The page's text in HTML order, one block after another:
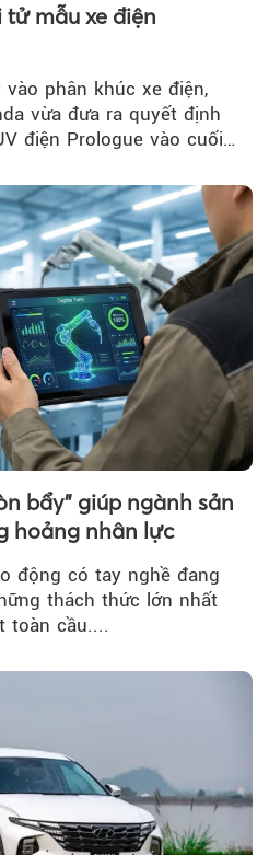
mẫu xe điện
phân khúc xe điện,
vừa đưa ra quyết định
điện Prologue vào cuối
bẩy" giúp ngành sản
hoảng nhân lực
động có tay nghề đang
thách thức lớn nhất
toàn cầu....